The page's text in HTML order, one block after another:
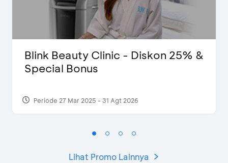
Blink Beauty Clinic - Diskon 25% &
Special Bonus
Periode 27 Mar 2025 - 31 Agt 2026
Lihat Promo Lainnya